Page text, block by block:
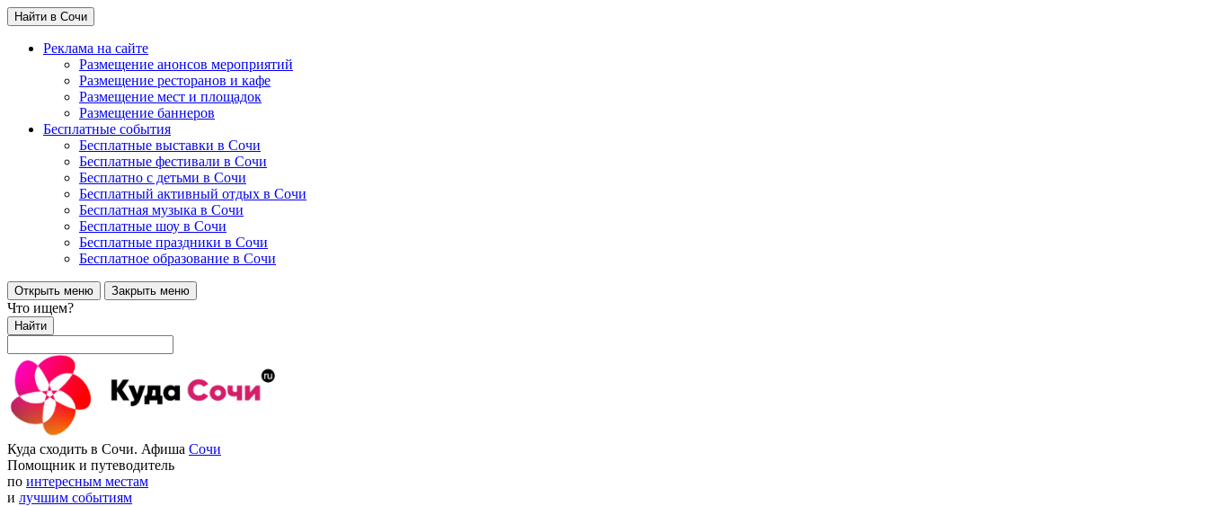
Найти в Сочи
Реклама на сайте
Размещение анонсов мероприятий
Размещение ресторанов и кафе
Размещение мест и площадок
Размещение баннеров
Бесплатные события
Бесплатные выставки в Сочи
Бесплатные фестивали в Сочи
Бесплатно с детьми в Сочи
Бесплатный активный отдых в Сочи
Бесплатная музыка в Сочи
Бесплатные шоу в Сочи
Бесплатные праздники в Сочи
Бесплатное образование в Сочи
Открыть меню Закрыть меню
Что ищем?
Найти
Куда сходить в Сочи. Афиша Сочи
Помощник и путеводитель
по интересным местам
и лучшим событиям